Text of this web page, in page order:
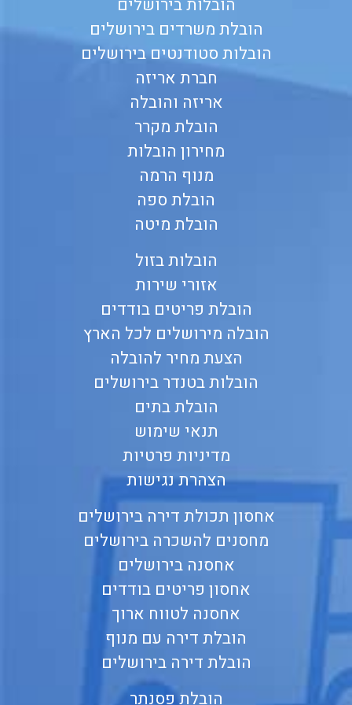
הובלת משרדים בירושלים
הובלות סטודנטים בירושלים
חברת אריזה
אריזה והובלה
הובלת מקרר
מחירון הובלות
מנוף הרמה
הובלת ספה
הובלת מיטה
הובלות בזול
אזורי שירות
הובלת פריטים בודדים
הובלה מירושלים לכל הארץ
הצעת מחיר להובלה
הובלות בטנדר בירושלים
הובלת בתים
תנאי שימוש
מדיניות פרטיות
הצהרת נגישות
אחסון תכולת דירה בירושלים
מחסנים להשכרה בירושלים
אחסנה בירושלים
אחסון פריטים בודדים
אחסנה לטווח ארוך
הובלת דירה עם מנוף
הובלת דירה בירושלים
הובלת פסנתר